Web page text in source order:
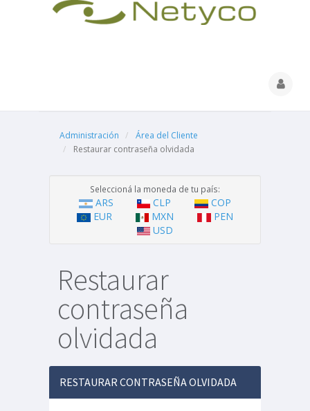
Administración
Área del Cliente
Restaurar contraseña olvidada
Seleccioná la moneda de tu país:
ARS CLP
COP
EUR
MXN
PEN
USD
Restaurar
contraseña
olvidada
RESTAURAR CONTRASEÑA OLVIDADA